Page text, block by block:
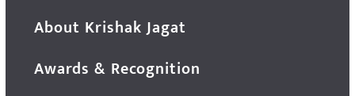
About Krishak Jagat
Awards & Recognition